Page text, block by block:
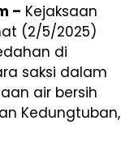
– Kejaksaan
(2/5/2025)
di
saksi dalam
air bersih
Kedungtuban,